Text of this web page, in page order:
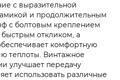
с выразительной
и продолжительным
с болтовым креплением
быстрым откликом, а
комфортную
теплоты. Винтажное
улучшает передачу
использовать различные